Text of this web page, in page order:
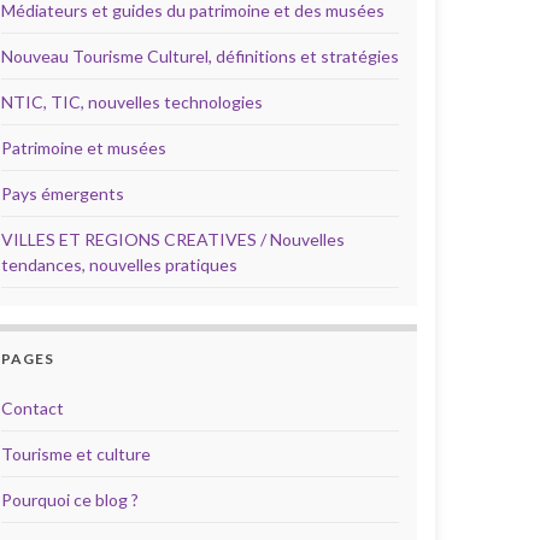
Médiateurs et guides du patrimoine et des musées
Nouveau Tourisme Culturel, définitions et stratégies
NTIC, TIC, nouvelles technologies
Patrimoine et musées
Pays émergents
VILLES ET REGIONS CREATIVES / Nouvelles
tendances, nouvelles pratiques
PAGES
Contact
Tourisme et culture
Pourquoi ce blog ?